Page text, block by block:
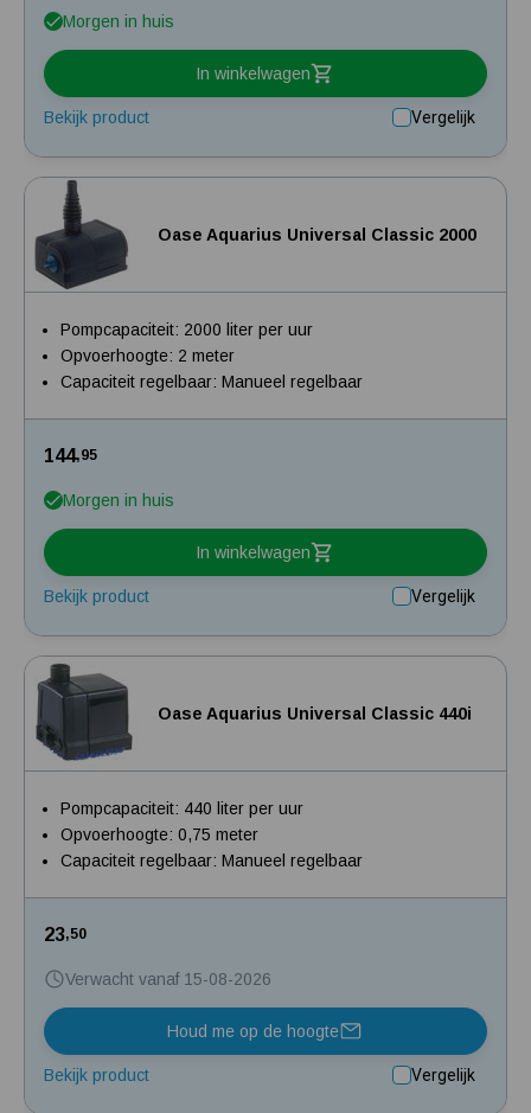
Morgen in huis
In winkelwagen
Bekijk product Vergelijk
Oase Aquarius Universal Classic 2000
Pompcapaciteit: 2000 liter per uur
Opvoerhoogte: 2 meter
Capaciteit regelbaar: Manueel regelbaar
144,95
Morgen in huis
In winkelwagen
Bekijk product Vergelijk
Oase Aquarius Universal Classic 440i
Pompcapaciteit: 440 liter per uur
Opvoerhoogte: 0,75 meter
Capaciteit regelbaar: Manueel regelbaar
23,50
Verwacht vanaf 15-08-2026
Houd me op de hoogte
Bekijk product Vergelijk